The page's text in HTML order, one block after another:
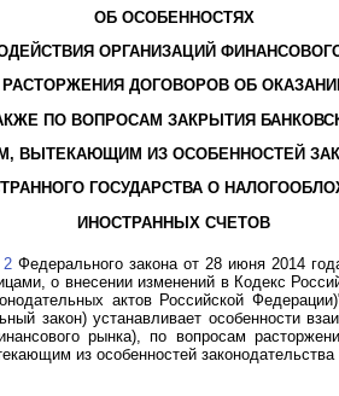
ОБ ОСОБЕННОСТЯХ
ОРГАНИЗАЦИЙ
ДОГОВОРОВ ОБ
ПО ВОПРОСАМ ЗАКРЫТИЯ
ВЫТЕКАЮЩИМ ИЗ ОСОБЕННОСТЕЙ
ГОСУДАРСТВА О
ИНОСТРАННЫХ СЧЕТОВ
2Федерального закона от 28 июня 2014
о внесении изменений в Кодекс
актов Российской
закон) устанавливает особенности
рынка), по вопросам
из особенностей